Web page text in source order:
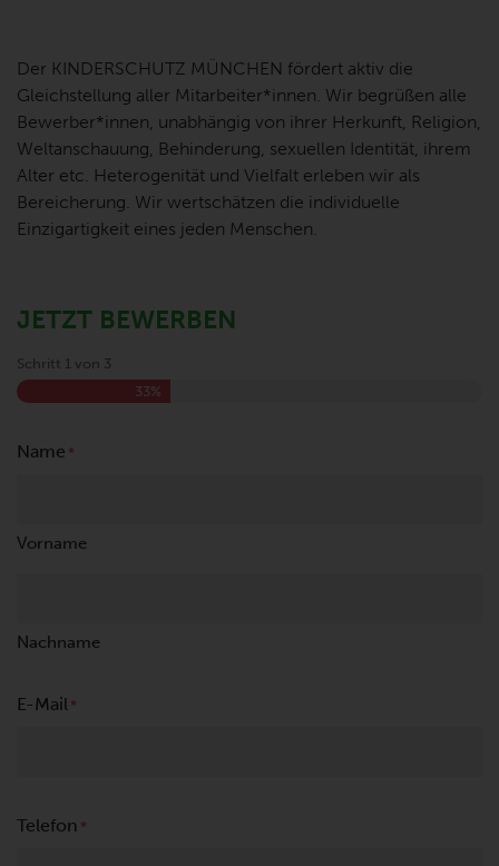
Der KINDERSCHUTZ MÜNCHEN fördert aktiv die
Gleichstellung aller Mitarbeiter*innen. Wir begrüßen alle
Bewerber*innen, unabhängig von ihrer Herkunft, Religion,
Weltanschauung, Behinderung, sexuellen Identität, ihrem
Alter etc. Heterogenität und Vielfalt erleben wir als
Bereicherung. Wir wertschätzen die individuelle
Einzigartigkeit eines jeden Menschen.
JETZT BEWERBEN
Schritt 1 von 3
33%
Name *
Vorname
Nachname
E-Mail *
Telefon *